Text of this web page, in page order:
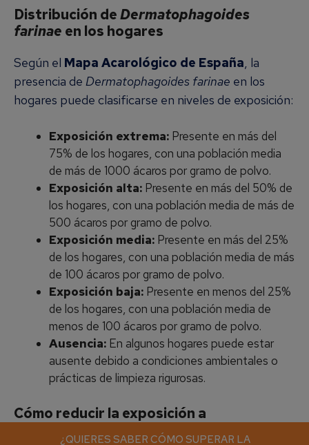
¿QUIERES SABER CÓMO SUPERAR LA
¿QUIERES SABER CÓMO SUPERAR LA
¿QUIERES SABER CÓMO SUPERAR LA
Distribución deDermatophagoides
farinae en los hogares
Según el Mapa Acarológico de España, la
presencia de Dermatophagoides farinae en los
hogares puede clasificarse en niveles de exposición:
Exposición extrema: Presente en más del
75% de los hogares, con una población media
de más de 1000 ácaros por gramo de polvo.
Exposición alta: Presente en más del 50% de
los hogares, con una población media de más de
500 ácaros por gramo de polvo.
Exposición media: Presente en más del 25%
de los hogares, con una población media de más
de 100 ácaros por gramo de polvo.
Exposición baja: Presente en menos del 25%
de los hogares, con una población media de
menos de 100 ácaros por gramo de polvo.
Ausencia: En algunos hogares puede estar
ausente debido a condiciones ambientales o
prácticas de limpieza rigurosas.
Cómo reducir la exposición a
Dermatophagoides farinae
¿QUIERES SABER CÓMO SUPERAR LA
¿QUIERES SABER CÓMO SUPERAR LA
¿QUIERES SABER CÓMO SUPERAR LA
¿QUIERES SABER CÓMO SUPERAR LA
¿QUIERES SABER CÓMO SUPERAR LA
¿QUIERES SABER CÓMO SUPERAR LA
¿QUIERES SABER CÓMO SUPERAR LA
¿QUIERES SABER CÓMO SUPERAR LA